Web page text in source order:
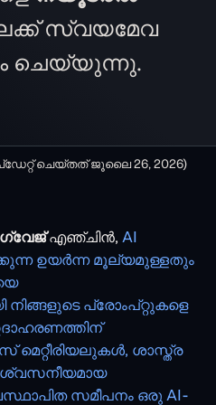
സ്വയമേവ
ചെയ്യുന്നു.
ചെയ്‌തത്ജൂലൈ 26, 2026)
എഞ്ചിൻ, AI
ഉയർന്ന മൂല്യമുള്ളതും
നിങ്ങളുടെ പ്രോംപ്റ്റുകളെ
ശാസ്ത്ര
സമീപനം ഒരു AI-